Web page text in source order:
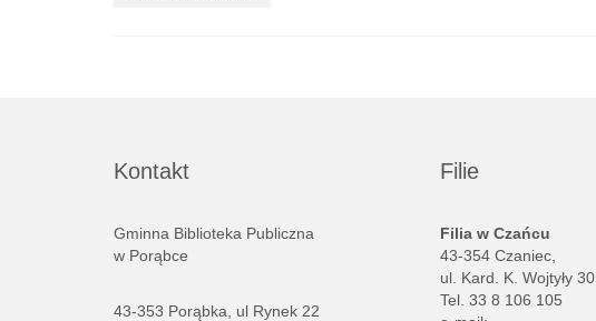
Kontakt
Gminna Biblioteka Publiczna
w Porąbce
43-353 Porąbka, ul Rynek 22
Filie
Filia w Czańcu
43-354 Czaniec,
ul. Kard. K. Wojtyły 30
Tel. 33 8 106 105